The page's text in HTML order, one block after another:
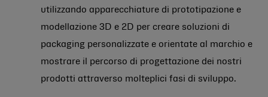
utilizzando apparecchiature di prototipazione e
modellazione 3D e 2D per creare soluzioni di
packaging personalizzate e orientate al marchio e
mostrare il percorso di progettazione dei nostri
prodotti attraverso molteplici fasi di sviluppo.